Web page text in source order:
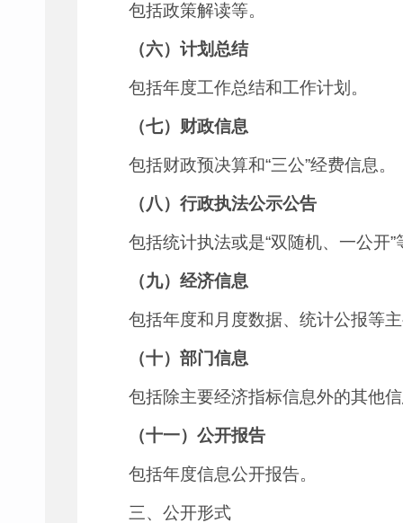
包括政策解读等。
（六）计划总结
包括年度工作总结和工作计划。
（七）财政信息
包括财政预决算和“三公”经费信息。
（八）行政执法公示公告
包括统计执法或是“双随机、一公开
（九）经济信息
包括年度和月度数据、统计公报等
（十）部门信息
包括除主要经济指标信息外的其他
（十一）公开报告
包括年度信息公开报告。
三、公开形式